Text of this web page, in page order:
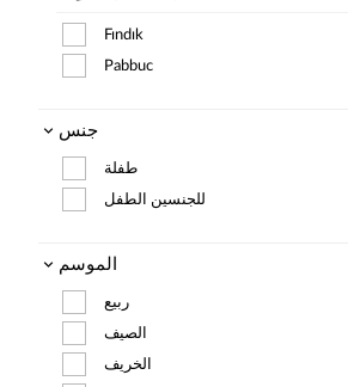
Fındık
Pabbuc
جنس
طفلة
للجنسين الطفل
الموسم
ربيع
الصيف
الخريف